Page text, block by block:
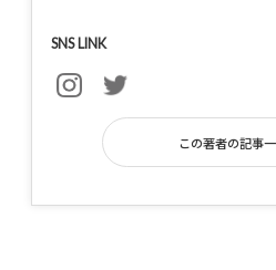
SNS LINK
この著者の記事